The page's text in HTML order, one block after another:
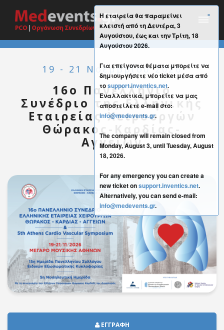
19 - 21 Νοεμβρίου 2026
16ο Πανελλήνιο
Συνέδριο της Ελληνικής
Εταιρείας Χειρουργών
Θώρακος-Καρδίας-
Αγγείων
ΕΓΓΡΑΦΗ
×
Η εταιρεία θα παραμείνει
κλειστή από τη Δευτέρα, 3
Αυγούστου, έως και την Τρίτη, 18
Αυγούστου 2026.
Για επείγοντα θέματα μπορείτε να
δημιουργήσετε νέο ticket μέσα από
τοsupport.inventics.net.
Εναλλακτικά, μπορείτε να μας
αποστείλετε e-mail στο:
info@medevents.gr.
The company will remain closed from
Monday, August 3, until Tuesday, August
18, 2026.
For any emergency you can create a
new ticket onsupport.inventics.net.
Alternatively, you can send e-mail:
info@medevents.gr.